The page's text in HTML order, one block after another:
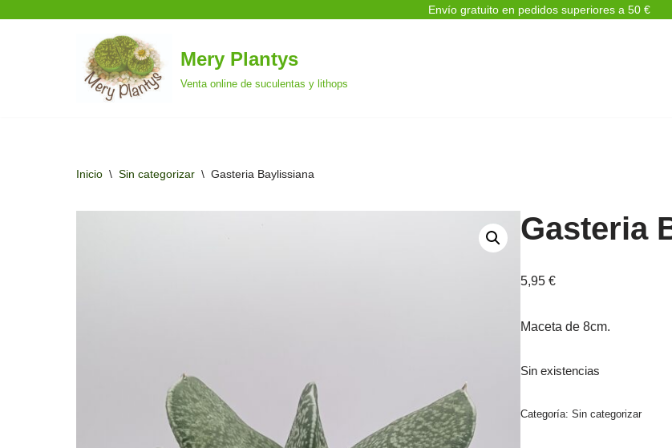
Envío gratuito en pedidos superiores a 50 €
Mery Plantys
Venta online de suculentas y lithops
Inicio \ Sin categorizar \ Gasteria Baylissiana
Gasteria
5,95 €
Maceta de 8cm.
Sin existencias
Categoría: Sin categorizar